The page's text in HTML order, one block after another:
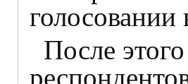
голосовании
После